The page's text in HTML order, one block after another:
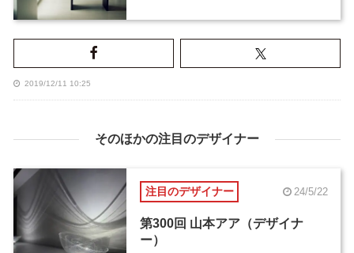
2019/12/11 10:25
そのほかの注目のデザイナー
注目のデザイナー 24/5/22
第300回 山本アア（デザイナ
ー）